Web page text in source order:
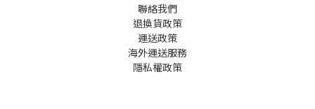
聯絡我們
退換貨政策
運送政策
海外運送服務
隱私權政策